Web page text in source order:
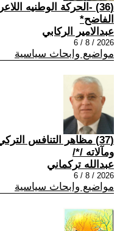
(36) -الحركة الوطنيه
الفاضح*
عبدالامير الركابي
2026 / 8 / 6
مواضيع وابحاث سياسية
(37) مظاهر التنافس
ومآلاته /*/
عبدالله تركماني
2026 / 8 / 6
مواضيع وابحاث سياسية